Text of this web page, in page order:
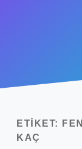
Yasal Uyarı
ETIKET:
KAÇ